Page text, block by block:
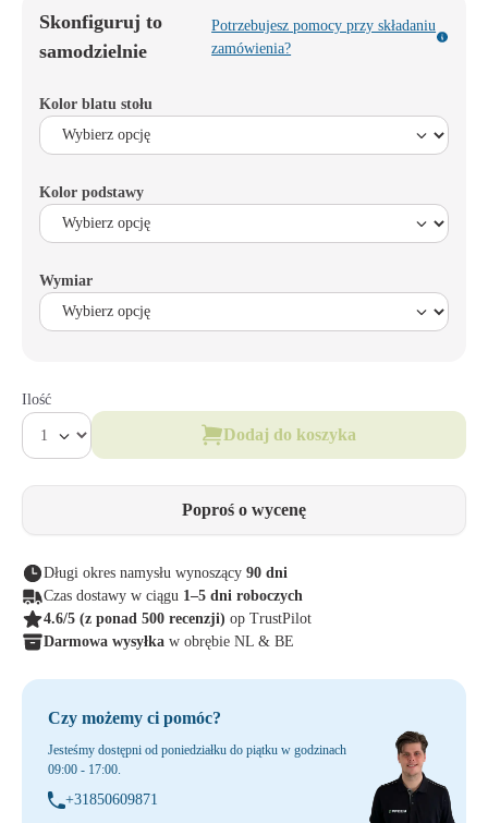
Skonfiguruj to
samodzielnie
Potrzebujesz pomocy przy składaniu
zamówienia?
Kolor blatu stołu
Kolor podstawy
Wymiar
Ilość
Dodaj do koszyka
Poproś o wycenę
Długi okres namysłu wynoszący 90 dni
Czas dostawy w ciągu 1–5 dni roboczych
4.6/5 (z ponad 500 recenzji) op TrustPilot
Darmowa wysyłka w obrębie NL & BE
Czy możemy ci pomóc?
Jesteśmy dostępni od poniedziałku do piątku w godzinach
09:00 - 17:00.
+31850609871